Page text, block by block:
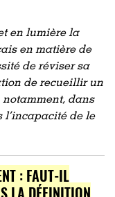
en lumière la
en matière de
de réviser sa
de recueillir un
notamment, dans
de le
: FAUT-IL